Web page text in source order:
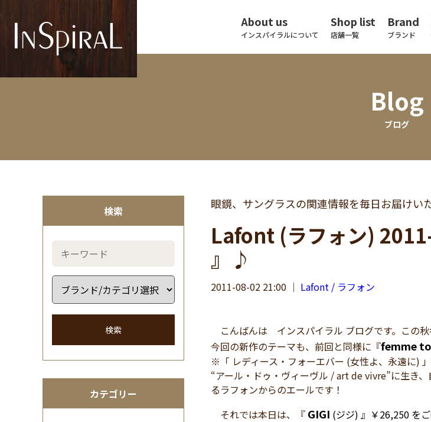
About us
インスパイラルについて
Shop list
店舗一覧
Brand
ブランド
Blog
ブログ
検索
検索
カテゴリー
眼鏡、サングラスの関連情報を毎日お届けい
Lafont (ラフォン)
』♪
2011-08-02 21:00 ｜ Lafont / ラフォン
こんばんは インスパイラル ブログです。この
今回の新作のテーマも、前回と同様に『femme
※「 レディース・フォーエバー (女性よ、永遠に)
“アール・ドゥ・ヴィーヴル / art de vivre”に生き
るラフォンからのエールです！
それでは本日は、『 GIGI (ジジ) 』￥26,250 をご